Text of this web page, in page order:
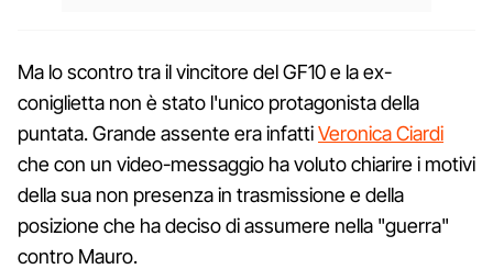
Ma lo scontro tra il vincitore del GF10 e la ex-
coniglietta non è stato l'unico protagonista della
puntata. Grande assente era infattiVeronica Ciardi
che con un video-messaggio ha voluto chiarire i motivi
della sua non presenza in trasmissione e della
posizione che ha deciso di assumere nella "guerra"
contro Mauro.